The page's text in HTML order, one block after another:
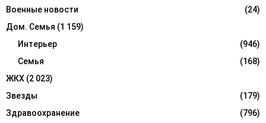
H
Военные новости
(24)
Дом. Семья (1 159)
Интерьер
(946)
Семья
(168)
ЖКХ (2 023)
Звезды
(179)
Здравоохранение
(796)